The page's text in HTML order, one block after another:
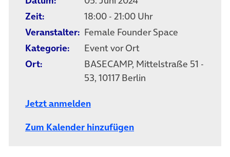
Zeit:
18:00 - 21:00 Uhr
Veranstalter: Female Founder Space
Kategorie:
Event vor Ort
Ort:
BASECAMP, Mittelstraße 51 -
53, 10117 Berlin
Jetzt anmelden
Zum Kalender hinzufügen